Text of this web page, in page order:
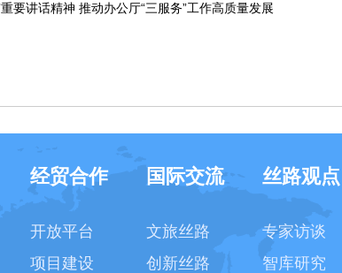
要讲话精神 推动办公厅“三服务”工作高质量发展
经贸合作
开放平台
项目建设
国际交流
文旅丝路
创新丝路
丝路观点
专家访谈
智库研究